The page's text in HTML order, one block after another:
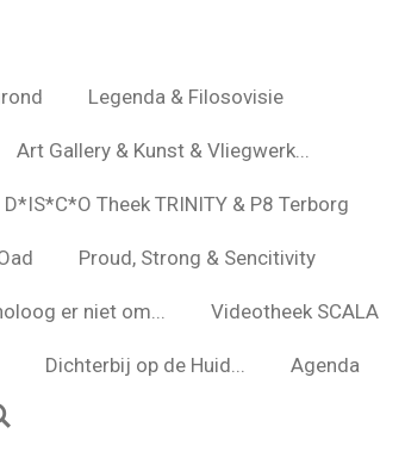
Legenda & Filosovisie
Art Gallery & Kunst & Vliegwerk...
D*IS*C*O Theek TRINITY & P8 Terborg
Proud, Strong & Sencitivity
er niet om... Videotheek SCALA
Dichterbij op de Huid... Agenda